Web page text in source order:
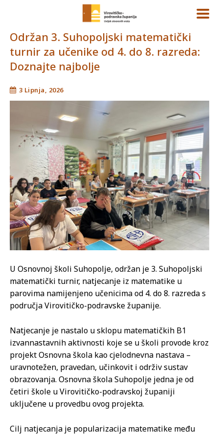
Održan 3. Suhopoljski matematički
turnir za učenike od 4. do 8. razreda:
Doznajte najbolje
3 Lipnja, 2026
U Osnovnoj školi Suhopolje, održan je 3. Suhopoljski
matematički turnir, natjecanje iz matematike u
parovima namijenjeno učenicima od 4. do 8. razreda s
područja Virovitičko-podravske županije.
Natjecanje je nastalo u sklopu matematičkih B1
izvannastavnih aktivnosti koje se u školi provode kroz
projekt Osnovna škola kao cjelodnevna nastava –
uravnotežen, pravedan, učinkovit i održiv sustav
obrazovanja. Osnovna škola Suhopolje jedna je od
četiri škole u Virovitičko-podravskoj županiji
uključene u provedbu ovog projekta.
Cilj natjecanja je popularizacija matematike među